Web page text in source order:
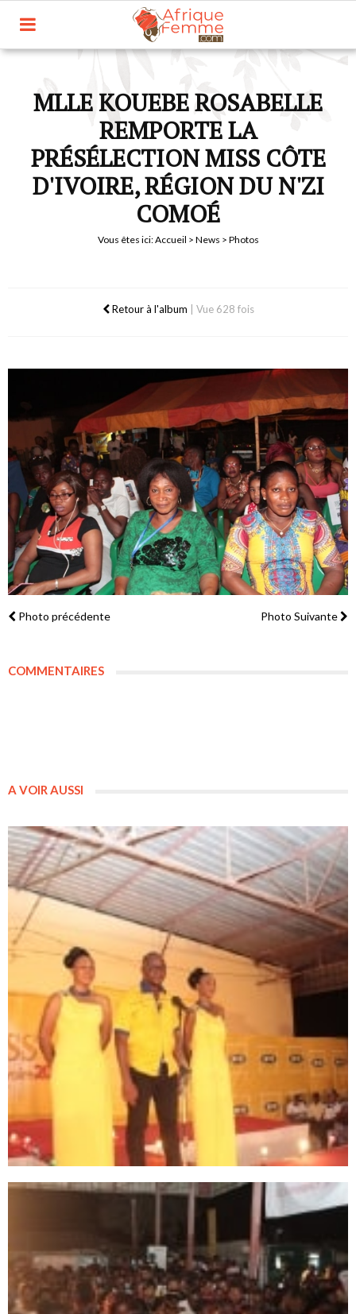
MLLE KOUEBE ROSABELLE
REMPORTE LA
PRÉSÉLECTION MISS CÔTE
D'IVOIRE, RÉGION DU N'ZI
COMOÉ
Vous êtes ici:Accueil > News > Photos
Retour à l'album Vue 628 fois
Photo précédente Photo Suivante
COMMENTAIRES
A VOIR AUSSI